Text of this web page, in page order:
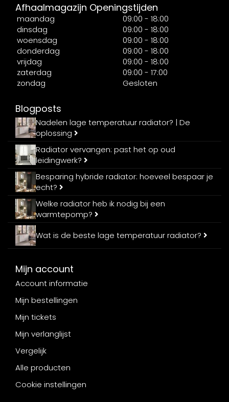
Afhaalmagazijn Openingstijden
maandag
09:00 - 18:00
dinsdag
09:00 - 18:00
woensdag
09:00 - 18:00
donderdag
09:00 - 18:00
vrijdag
09:00 - 18:00
zaterdag
09:00 - 17:00
zondag
Gesloten
Blogposts
Nadelen lage temperatuur radiator? | De
oplossing
Radiator vervangen: past het op oud
leidingwerk?
Besparing hybride radiator: hoeveel bespaar je
echt?
Welke radiator heb ik nodig bij een
warmtepomp?
Wat is de beste lage temperatuur radiator?
Mijn account
Account informatie
Mijn bestellingen
Mijn tickets
Mijn verlanglijst
Vergelijk
Alle producten
Cookie instellingen